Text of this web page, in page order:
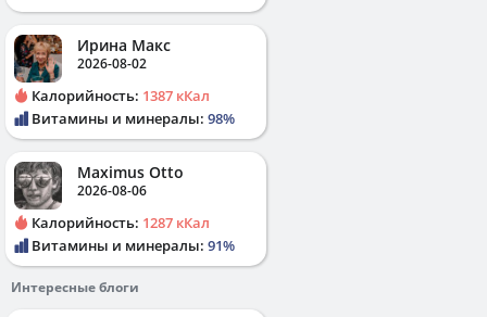
Ирина Макс
2026-08-02
Калорийность: 1387 кКал
Витамины и минералы: 98%
Maximus Otto
2026-08-06
Калорийность: 1287 кКал
Витамины и минералы: 91%
Интересные блоги